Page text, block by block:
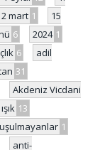
mart 1
15
6 2024 1
6
adil
31
Akdeniz Vicdani
13
1
anti-